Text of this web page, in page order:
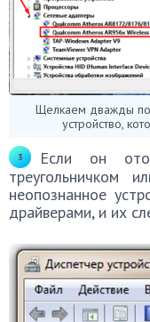
Щелкаем дважды по
устройство,
Если он
треугольничком
неопознанное
драйверами, и их